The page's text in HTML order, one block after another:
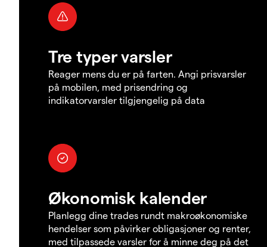
Tre typer varsler
Reager mens du er på farten. Angi prisvarsler
på mobilen, med prisendring og
indikatorvarsler tilgjengelig på data
Økonomisk kalender
Planlegg dine trades rundt makroøkonomiske
hendelser som påvirker obligasjoner og renter,
med tilpassede varsler for å minne deg på det